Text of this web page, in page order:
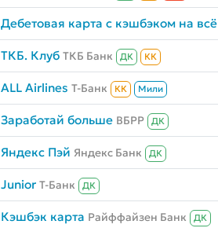
Дебетовая карта с кэшбэком на всё
ТКБ. Клуб ТКБ Банк ДК КК
ALL Airlines Т-Банк КК Мили
Заработай больше ВБРР ДК
Яндекс Пэй Яндекс Банк ДК
Junior Т-Банк ДК
Кэшбэк карта Райффайзен Банк ДК